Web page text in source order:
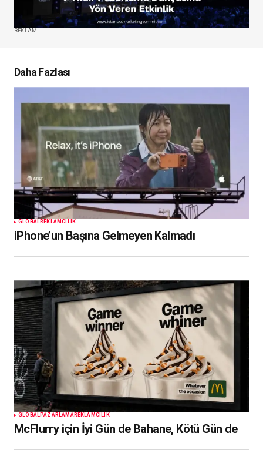
REKLAM
Daha Fazlası
GLOBAL REKLAMCILIK
iPhone’un Başına Gelmeyen Kalmadı
GLOBAL PAZARLAMAREKLAMCILIK
McFlurry için İyi Gün de Bahane, Kötü Gün de